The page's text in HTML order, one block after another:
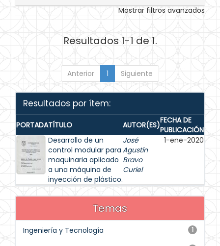
Mostrar filtros avanzados
Resultados 1-1 de 1.
Anterior 1 Siguiente
Resultados por ítem:
PORTADATÍTULO AUTOR(ES)FECHA DE
PUBLICACIÓN
Desarrollo de un
control modular para
maquinaria aplicado
a una máquina de
inyección de plástico.
José
Agustín
Bravo
Curiel
1-ene-2020
Temas
1
Ingeniería y Tecnología